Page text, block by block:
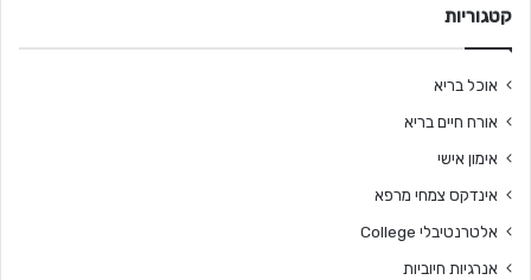
קטגוריות
אוכל בריא
אורח חיים בריא
אימון אישי
אינדקס צמחי מרפא
אלטרנטיבלי College
אנרגיות חיוביות